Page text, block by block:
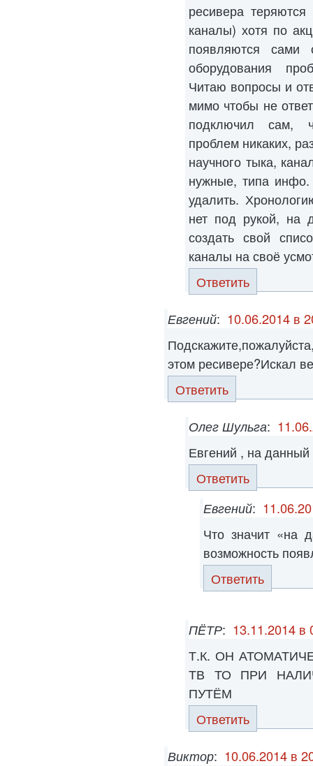
ресивера
каналы) хотя по
появляются сами
оборудования
Читаю вопросы и
мимо чтобы не
подключил сам,
проблем никаких,
научного тыка,
нужные, типа
удалить.
нет под рукой, на
создать свой
каналы на своё
Ответить
Евгений: 10.06.2014 в
этом ресивере?Искал
Ответить
Олег Шульга:
Евгений , на
Ответить
Евгений:
Что значит «на
возможность
Ответить
ПЁТР: 13.11.2014 в
Т.К. ОН
ТВ ТО ПРИ
ПУТЁМ
Ответить
Виктор: 10.06.2014 в